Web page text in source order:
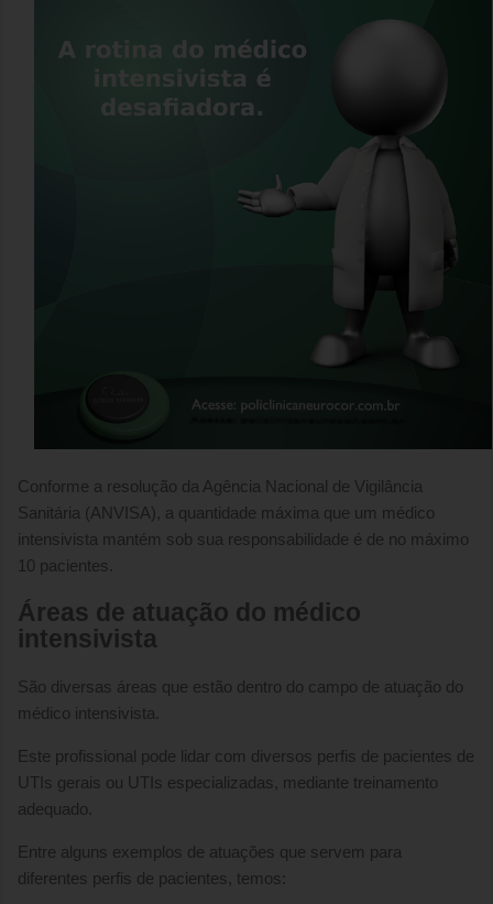
Conforme a resolução da Agência Nacional de Vigilância
Sanitária (ANVISA), a quantidade máxima que um médico
intensivista mantém sob sua responsabilidade é de no máximo
10 pacientes.
Áreas de atuação do médico
intensivista
São diversas áreas que estão dentro do campo de atuação do
médico intensivista.
Este profissional pode lidar com diversos perfis de pacientes de
UTIs gerais ou UTIs especializadas, mediante treinamento
adequado.
Entre alguns exemplos de atuações que servem para
diferentes perfis de pacientes, temos: